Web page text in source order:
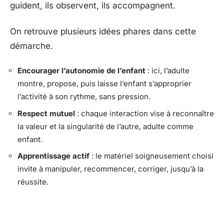
guident, ils observent, ils accompagnent.
On retrouve plusieurs idées phares dans cette
démarche.
Encourager l’autonomie de l’enfant : ici, l’adulte
montre, propose, puis laisse l’enfant s’approprier
l’activité à son rythme, sans pression.
Respect mutuel : chaque interaction vise à reconnaître
la valeur et la singularité de l’autre, adulte comme
enfant.
Apprentissage actif : le matériel soigneusement choisi
invite à manipuler, recommencer, corriger, jusqu’à la
réussite.